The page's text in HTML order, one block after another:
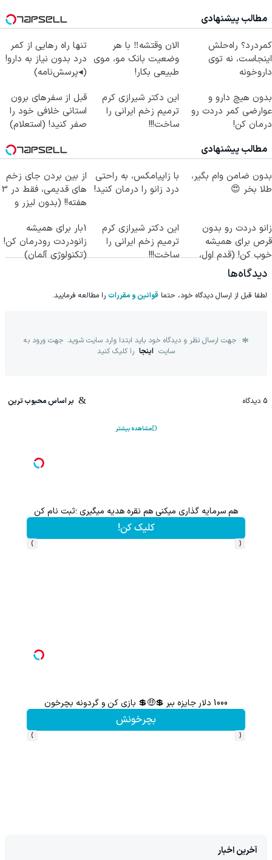
مطالب پیشنهادی
کمردرد؟ راه‌حلش
اینجاست، نه توی
داروخونه
الان وقتشه‼️ با هر
وضعیت بانک مو، موی
طبیعی بکار!
تنها راه رهایی از کمر
درد بدون نیاز به دارو!
(◂پرسش‌نامه)
بدون هیچ دارو و
عوارضی کمر دردت رو
درمان کن!
این دکتر شیرازی کرم
ترمیم زخم ایرانی را
ساخت!!!
قبل از سفرهای برون
استانی خلافی خود را
صفر کنید! (استعلام)
مطالب پیشنهادی
بدون ضامن وام بگیر،
طلا بخر 😍
با زاپیامکس، به راحتی
درد زانو را درمان کنید!
از بین بردن جای زخم
های قدیمی، فقط در 3
هفته!! (بدون لیزر و
زانو دردت رو بدون
قرص برای همیشه
خوب کن! (قدم اول،
پرسش‌نامه)
این دکتر شیرازی کرم
ترمیم زخم ایرانی را
ساخت!!!
1بار برای همیشه
زانودردت رودرمان کن!
(تکنولوژی آلمان)
دیدگاه‌ها
لطفا قبل از ارسال دیدگاه خود، حتما قوانین و مقررات را مطالعه فرمایید.
جهت ارسال نظر و دیدگاه خود باید ابتدا وارد سایت شوید. جهت ورود به
سایت اینجا را کلیک کنید
5 دیدگاه بر اساس محبوب ترین
مشاهده بیشتر
هم سرمایه گذاری میکنی هم نقره هدیه میگیری ؛ثبت نام کن
کلیک کن!
‹
›
1000 دلار جایزه ببر 💲🤑💲 بازی کن و گردونه بچرخون
بچرخونش
‹
›
آخرین اخبار